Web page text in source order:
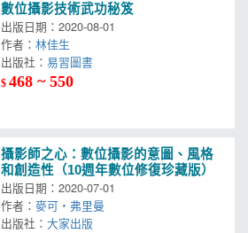
數位攝影技術武功秘笈
出版日期：2020-08-01
作者：林佳生
出版社：
$468 ~ 550
攝影師之心：數位攝影的意圖、風格
和創造性（10週年數位修復珍藏版）
出版日期：2020-07-01
作者：麥可‧弗里曼
出版社：